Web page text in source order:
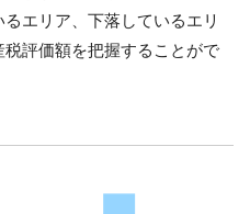
エリア、下落しているエリ
評価額を把握することがで